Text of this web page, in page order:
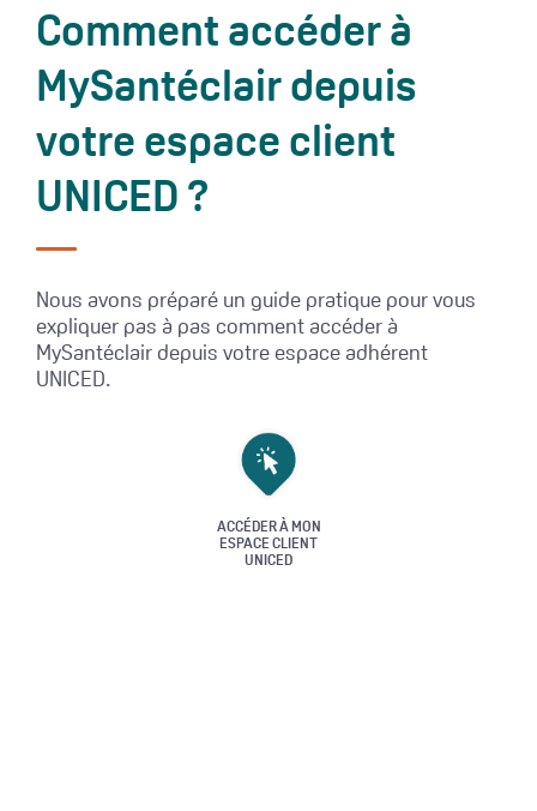
Comment accéder à
MySantéclair depuis
votre espace client
UNICED ?
Nous avons préparé un guide pratique pour vous
expliquer pas à pas comment accéder à
MySantéclair depuis votre espace adhérent
UNICED.
ACCÉDER À MON
ESPACE CLIENT
UNICED